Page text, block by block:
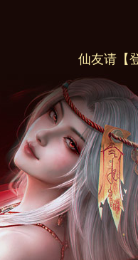
仙友请 【